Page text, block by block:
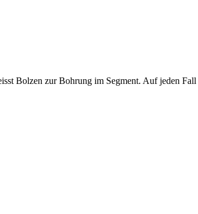
Bolzen zur Bohrung im Segment. Auf jeden Fall